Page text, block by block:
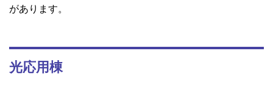
があります。
光応用棟